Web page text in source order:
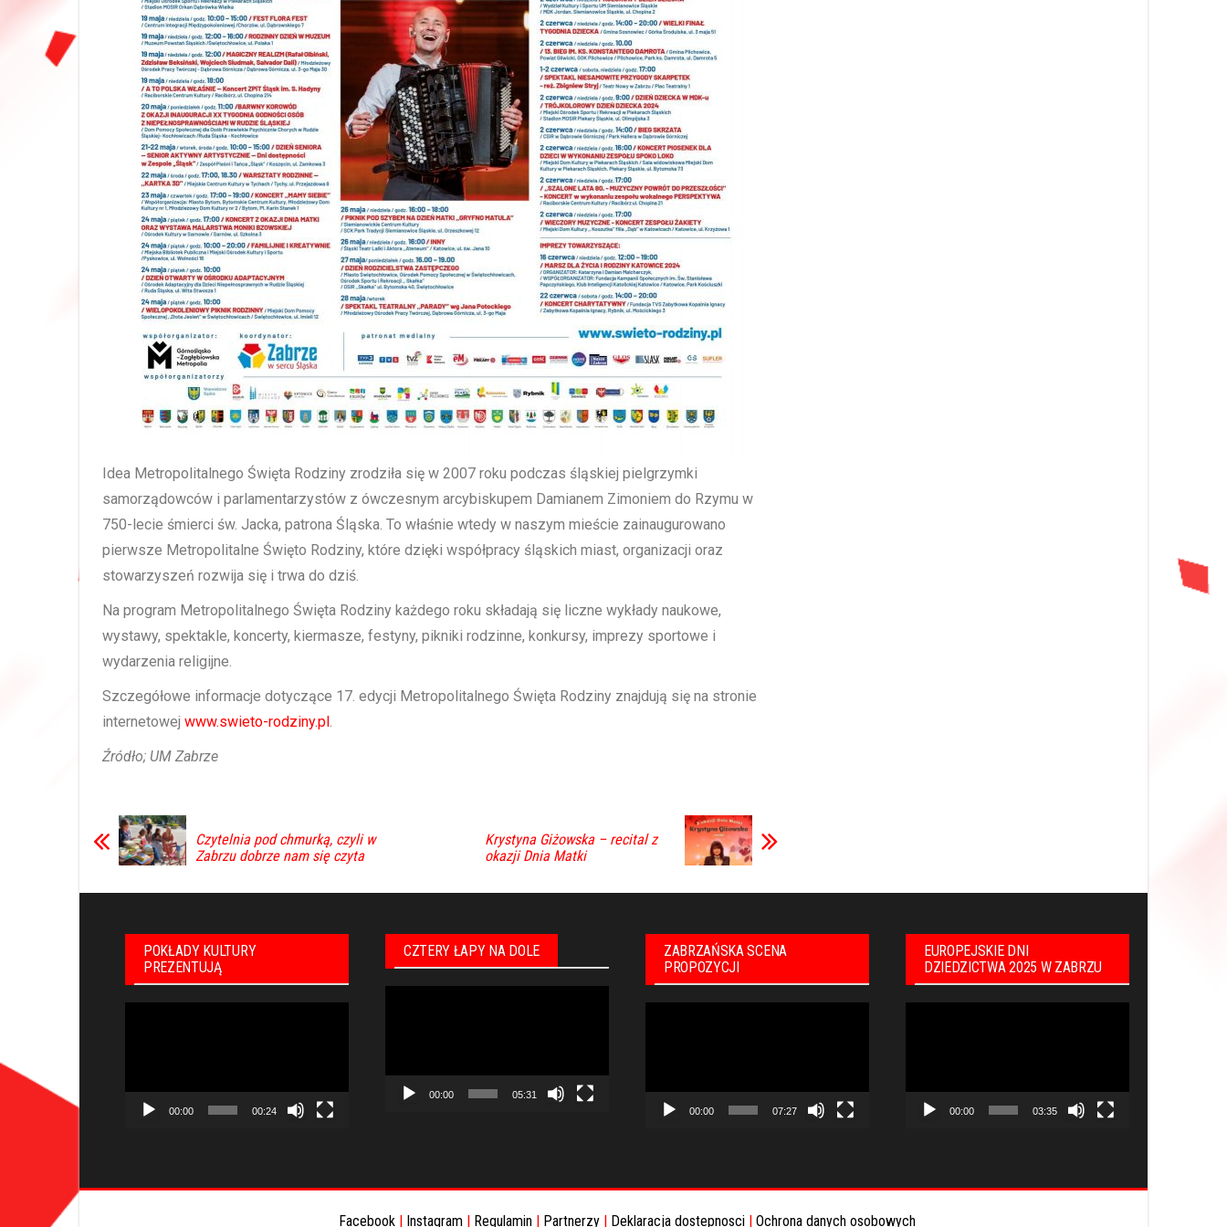
Idea Metropolitalnego Święta Rodziny zrodziła się w 2007 roku podczas śląskiej pielgrzymki
samorządowców i parlamentarzystów z ówczesnym arcybiskupem Damianem Zimoniem do Rzymu w
750-lecie śmierci św. Jacka, patrona Śląska. To właśnie wtedy w naszym mieście zainaugurowano
pierwsze Metropolitalne Święto Rodziny, które dzięki współpracy śląskich miast, organizacji oraz
stowarzyszeń rozwija się i trwa do dziś.
Na program Metropolitalnego Święta Rodziny każdego roku składają się liczne wykłady naukowe,
wystawy, spektakle, koncerty, kiermasze, festyny, pikniki rodzinne, konkursy, imprezy sportowe i
wydarzenia religijne.
Szczegółowe informacje dotyczące 17. edycji Metropolitalnego Święta Rodziny znajdują się na stronie
internetowej www.swieto-rodziny.pl.
Źródło; UM Zabrze
Czytelnia pod chmurką, czyli w
Zabrzu dobrze nam się czyta
Krystyna Giżowska – recital z
okazji Dnia Matki
POKŁADY KULTURY
PREZENTUJĄ
00:00 00:24
CZTERY ŁAPY NA DOLE
00:00 05:31
ZABRZAŃSKA SCENA
PROPOZYCJI
00:00 07:27
EUROPEJSKIE DNI
DZIEDZICTWA 2025 W ZABRZU
00:00 03:35
Facebook Instagram Regulamin Partnerzy Deklaracja dostepnosci Ochrona danych osobowych